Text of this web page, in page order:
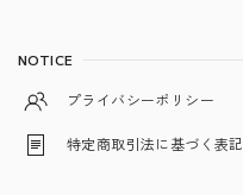
NOTICE
プライバシーポリシー
特定商取引法に基づく表記